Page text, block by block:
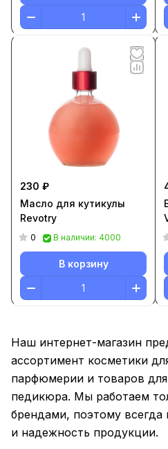
230 ₽
Масло для кутикулы
Revotry
0 В наличии: 4000
В корзину
Наш интернет-магазин
ассортимент косметики
парфюмерии и товаров
педикюра. Мы работаем
брендами, поэтому всегда
и надежность продукции.